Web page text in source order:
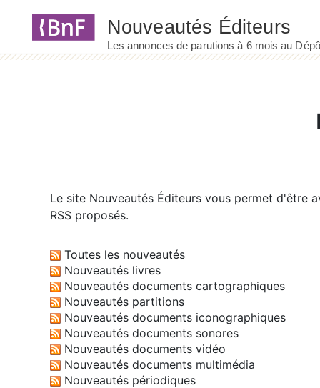
Le site Nouveautés Éditeurs vous permet d'être
RSS proposés.
Toutes les nouveautés
Nouveautés livres
Nouveautés documents cartographiques
Nouveautés partitions
Nouveautés documents iconographiques
Nouveautés documents sonores
Nouveautés documents vidéo
Nouveautés documents multimédia
Nouveautés périodiques